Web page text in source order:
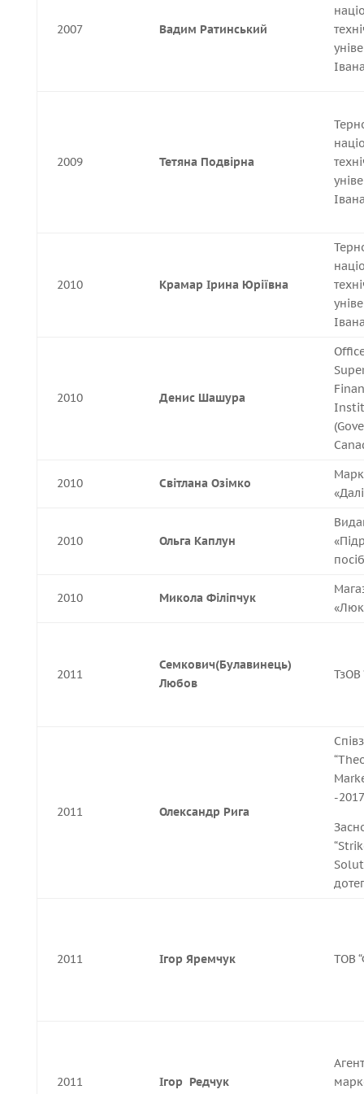
2007 Вадим Ратинський
2009 Тетяна Подвірна
2010 Крамар Ірина Юріївна
2010 Денис Шашура
2010 Світлана Озімко
2010 Ольга Каплун
2010 Микола Філіпчук
2011
Семкович(Булавинець)
Любов
ТзОВ
2011 Олександр Рига
-
2011 Ігор Яремчук ТОВ
2011 Ігор Редчук